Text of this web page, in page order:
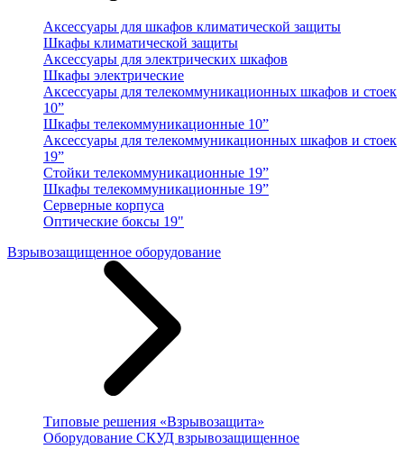
Аксессуары для шкафов климатической защиты
Шкафы климатической защиты
Аксессуары для электрических шкафов
Шкафы электрические
Аксессуары для телекоммуникационных шкафов и стоек
10”
Шкафы телекоммуникационные 10”
Аксессуары для телекоммуникационных шкафов и стоек
19”
Стойки телекоммуникационные 19”
Шкафы телекоммуникационные 19”
Серверные корпуса
Оптические боксы 19"
Взрывозащищенное оборудование
Типовые решения «Взрывозащита»
Оборудование СКУД взрывозащищенное